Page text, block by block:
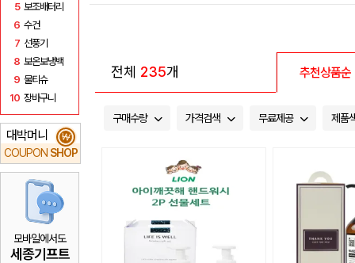
5 보조배터리
6 수건
7 선풍기
8 보온보냉백
9 물티슈
10 장바구니
대박머니
COUPON SHOP
₩
모바일에서도
세종기프트
전체 235개 추천상품순
구매수량 가격검색 무료제공 제품